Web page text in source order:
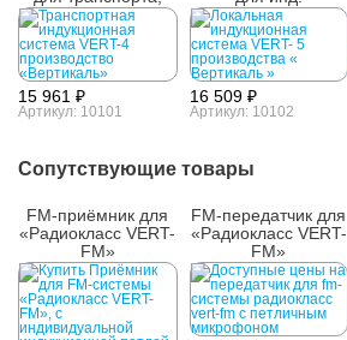
охват 1,2 м2
15 961 ₽
Артикул: 10101
оборудования,
охват 1,2 м2
16 509 ₽
Артикул: 10102
Сопутствующие товары
FM-приёмник для
«Радиокласс VERT-
FM»
FM-передатчик для
«Радиокласс VERT-
FM»